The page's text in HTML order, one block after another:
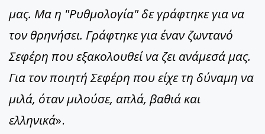
μας. Μα η "Ρυθμολογία" δε γράφτηκε για να
τον θρηνήσει. Γράφτηκε για έναν ζωντανό
Σεφέρη που εξακολουθεί να ζει ανάμεσά μας.
Για τον ποιητή Σεφέρη που είχε τη δύναμη να
μιλά, όταν μιλούσε, απλά, βαθιά και
ελληνικά».